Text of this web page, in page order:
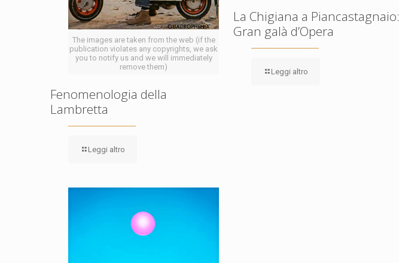
The images are taken from the web (if the
publication violates any copyrights, we ask
you to notify us and we will immediately
remove them)
Fenomenologia della
Lambretta
Leggi altro
La Chigiana a Piancastagnaio:
Gran galà d’Opera
Leggi altro